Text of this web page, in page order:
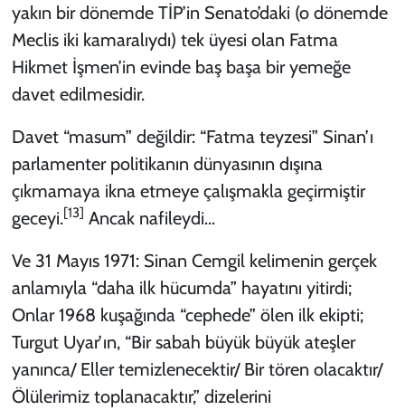
yakın bir dönemde TİP’in Senato’daki (o dönemde
Meclis iki kamaralıydı) tek üyesi olan Fatma
Hikmet İşmen’in evinde baş başa bir yemeğe
davet edilmesidir.
Davet “masum” değildir: “Fatma teyzesi” Sinan’ı
parlamenter politikanın dünyasının dışına
çıkmamaya ikna etmeye çalışmakla geçirmiştir
geceyi.[13] Ancak nafileydi…
Ve 31 Mayıs 1971: Sinan Cemgil kelimenin gerçek
anlamıyla “daha ilk hücumda” hayatını yitirdi;
Onlar 1968 kuşağında “cephede” ölen ilk ekipti;
Turgut Uyar’ın, “Bir sabah büyük büyük ateşler
yanınca/ Eller temizlenecektir/ Bir tören olacaktır/
Ölülerimiz toplanacaktır,” dizelerini